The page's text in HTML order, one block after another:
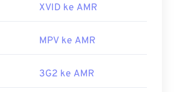
XVID ke AMR
MPV ke AMR
3G2 ke AMR